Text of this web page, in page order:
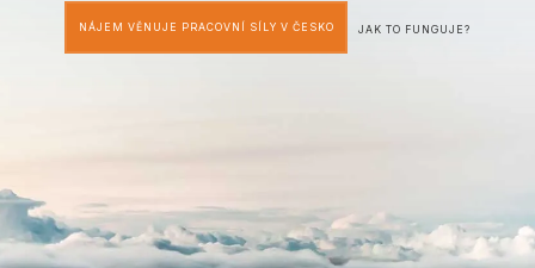
NÁJEM VĚNUJE PRACOVNÍ SÍLY V ČESKO JAK TO FUNGUJE?